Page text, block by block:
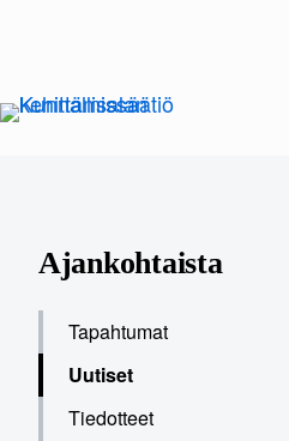
Ajankohtaista
Tapahtumat
Uutiset
Tiedotteet